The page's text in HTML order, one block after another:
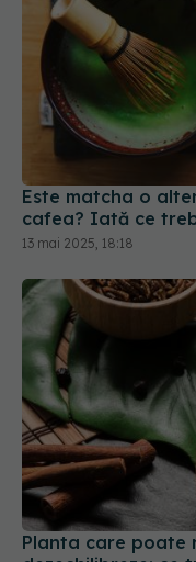
Este matcha o
13 mai 2025, 18:18
Planta care poate
dezechilibreze: ce
19 iul 2026, 16:00